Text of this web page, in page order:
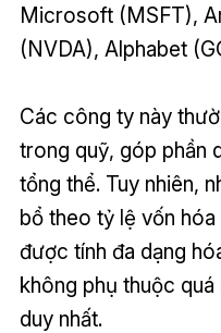
Microsoft (MSFT),
(NVDA), Alphabet
Các công ty này
trong quỹ, góp phần
tổng thể. Tuy nhiên,
bổ theo tỷ lệ vốn
được tính đa dạng
không phụ thuộc
duy nhất.